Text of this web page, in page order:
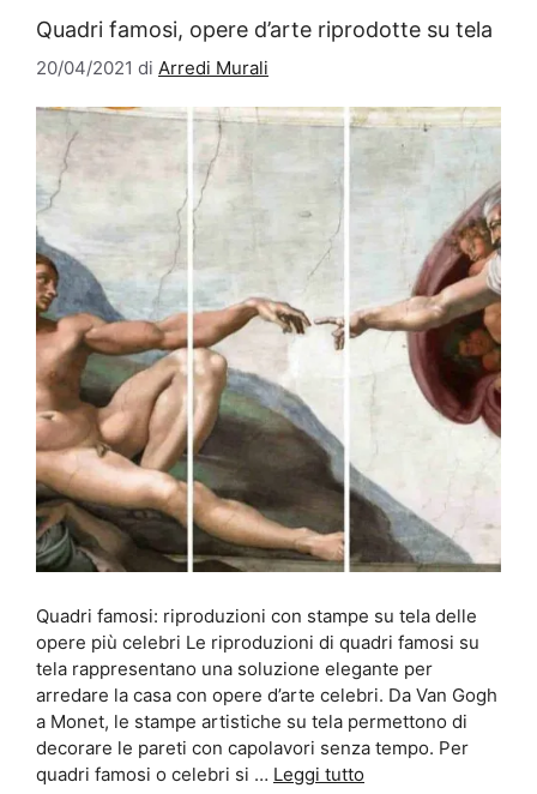
Quadri famosi, opere d’arte riprodotte su tela
20/04/2021 di Arredi Murali
Quadri famosi: riproduzioni con stampe su tela delle
opere più celebri Le riproduzioni di quadri famosi su
tela rappresentano una soluzione elegante per
arredare la casa con opere d’arte celebri. Da Van Gogh
a Monet, le stampe artistiche su tela permettono di
decorare le pareti con capolavori senza tempo. Per
quadri famosi o celebri si … Leggi tutto